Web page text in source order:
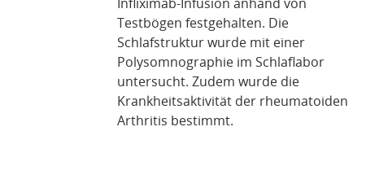
Testbögen festgehalten. Die
Schlafstruktur wurde mit einer
Polysomnographie im Schlaflabor
untersucht. Zudem wurde die
Krankheitsaktivität der rheumatoiden
Arthritis bestimmt.